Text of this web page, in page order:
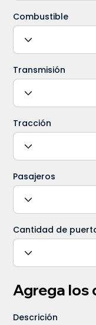
Combustible
Transmisión
Tracción
Pasajeros
Cantidad de
Agrega los
Descrición